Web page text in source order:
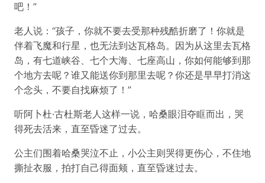
吧！”
老人说：“孩子，你就不要去受那种残酷折磨了！你就是
伴着飞魔和行星，也无法到达瓦格岛。因为从这里去瓦格
岛，有七道峡谷、七个大海、七座高山，你如何能够到那
个地方去呢？谁又能送你到那里去呢？你还是早早打消这
个念头，不要自找麻烦了！”
听阿卜杜·古杜斯老人这样一说，哈桑眼泪夺眶而出，哭
得死去活来，直至昏迷了过去。
公主们围着哈桑哭泣不止，小公主则哭得更伤心，不住地
撕扯衣服，拍打自己得面颊，直至昏迷过去。